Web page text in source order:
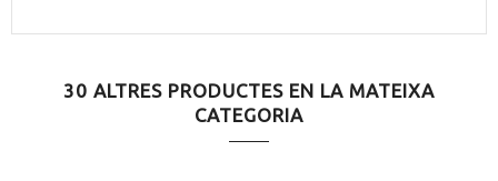
30 ALTRES PRODUCTES EN LA MATEIXA
CATEGORIA